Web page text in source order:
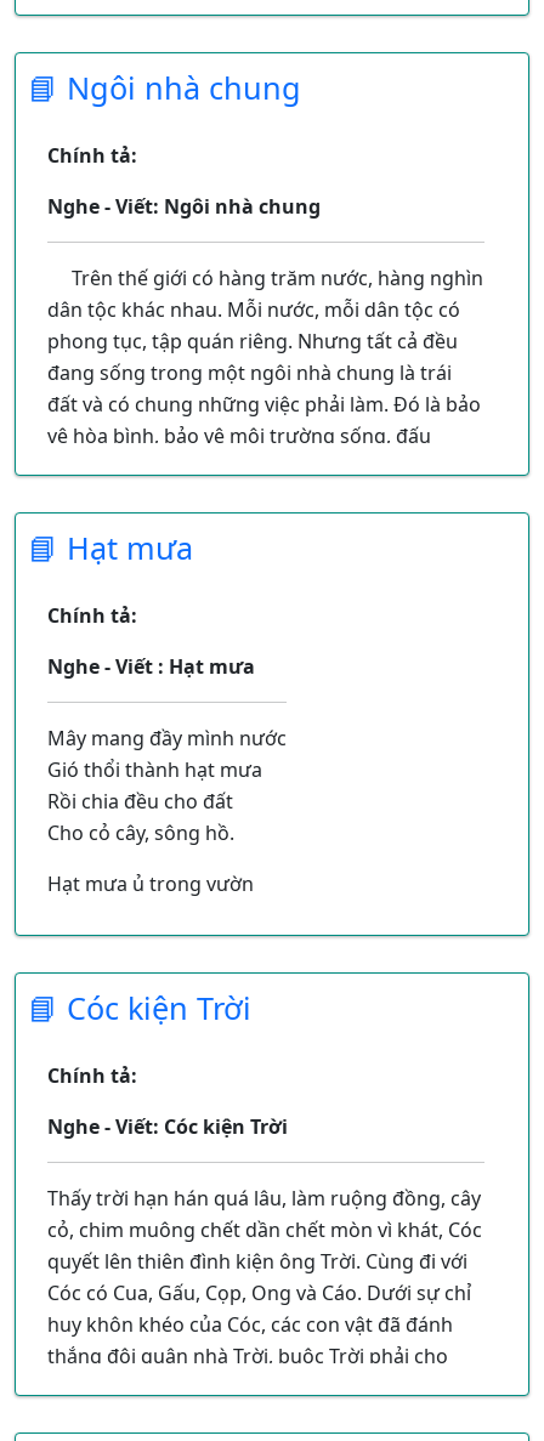
Người đó có ngọn gió
Rung cành cây
Hoa lá đùa lay lay.
Ai trồng cây
Trong vòm cây
Quên nắng xa đường dài.
Ai trồng cây
Người đó có hạnh phúc
Mong chờ cây
Mau lớn lên từng ngày.
📘 Ngôi nhà chung
Chính tả:
Nghe - Viết: Ngôi nhà chung
Trên thế giới có hàng trăm nước, hàng nghìn
dân tộc khác nhau. Mỗi nước, mỗi dân tộc có
phong tục, tập quán riêng. Nhưng tất cả đều
đang sống trong một ngôi nhà chung là trái
đất và có chung những việc phải làm. Đó là bảo
vệ hòa bình, bảo vệ môi trường sống, đấu
📘 Hạt mưa
Chính tả:
Nghe - Viết : Hạt mưa
Mây mang đầy mình nước
Gió thổi thành hạt mưa
Rồi chia đều cho đất
Cho cỏ cây, sông hồ.
Hạt mưa ủ trong vườn
Hạt mưa trang mặt nước
Làm gương cho trăng soi.
Hạt mưa đến là nghịch
Có hôm chẳng cần mây
Rồi ào ào đi ngay.
📘 Cóc kiện Trời
Chính tả:
Nghe - Viết: Cóc kiện Trời
Thấy trời hạn hán quá lâu, làm ruộng đồng, cây
cỏ, chim muông chết dần chết mòn vì khát, Cóc
quyết lên thiên đình kiện ông Trời. Cùng đi với
Cóc có Cua, Gấu, Cọp, Ong và Cáo. Dưới sự chỉ
huy khôn khéo của Cóc, các con vật đã đánh
thắng đội quân nhà Trời, buộc Trời phải cho